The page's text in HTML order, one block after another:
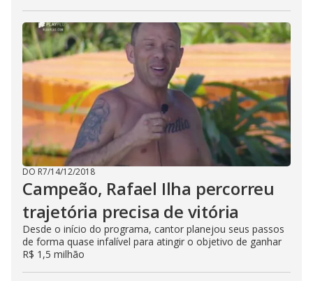
DO R7/14/12/2018
Campeão, Rafael Ilha percorreu
trajetória precisa de vitória
Desde o início do programa, cantor planejou seus passos
de forma quase infalível para atingir o objetivo de ganhar
R$ 1,5 milhão